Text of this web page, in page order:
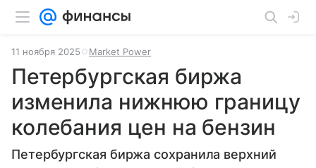
11 ноября 2025 Market Power
Петербургская биржа
изменила нижнюю границу
колебания цен на бензин
Петербургская биржа сохранила верхний